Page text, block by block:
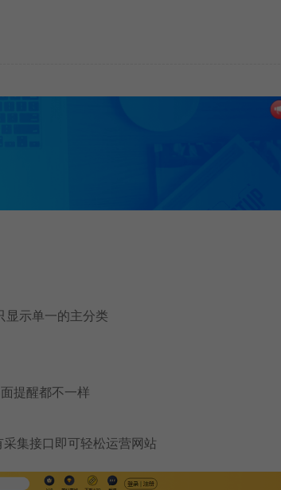
显示单一的主分类
提醒都不一样
集接口即可轻松运营网站